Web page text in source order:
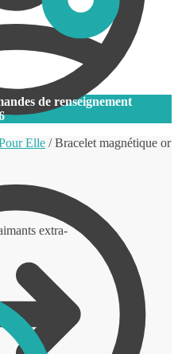
de renseignement
Elle /Bracelet magnétique or
extra-